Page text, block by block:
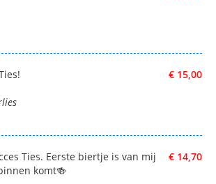
€ 15,00
€ 14,70
Ties. Eerste biertje is van mij
komt🍻